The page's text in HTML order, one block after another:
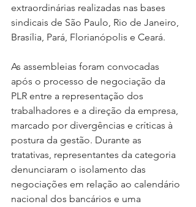
extraordinárias realizadas nas bases
sindicais de São Paulo, Rio de Janeiro,
Brasília, Pará, Florianópolis e Ceará.
As assembleias foram convocadas
após o processo de negociação da
PLR entre a representação dos
trabalhadores e a direção da empresa,
marcado por divergências e críticas à
postura da gestão. Durante as
tratativas, representantes da categoria
denunciaram o isolamento das
negociações em relação ao calendário
nacional dos bancários e uma